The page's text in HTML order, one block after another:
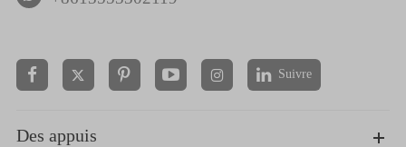
  Suivre
Des appuis